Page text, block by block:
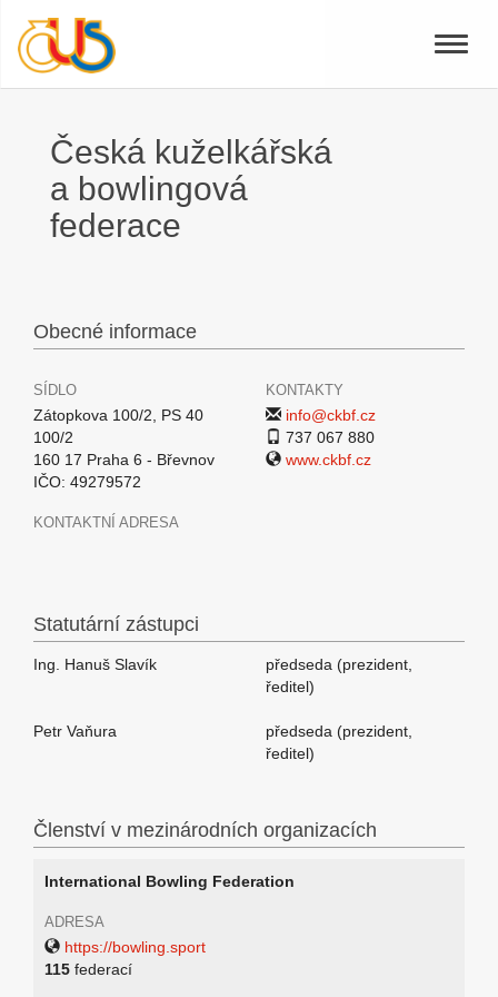
Toggle
Česká kuželkářská
a bowlingová
federace
Obecné informace
SÍDLO
Zátopkova 100/2, PS 40
100/2
160 17 Praha 6 - Břevnov
IČO: 49279572
KONTAKTNÍ ADRESA
KONTAKTY
info@ckbf.cz
737 067 880
www.ckbf.cz
Statutární zástupci
Ing. Hanuš Slavík
předseda (prezident,
ředitel)
Petr Vaňura
předseda (prezident,
ředitel)
Členství v mezinárodních organizacích
International Bowling Federation
ADRESA
https://bowling.sport
115 federací